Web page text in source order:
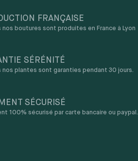
FRANÇAISE
nos boutures sont produites en France à Lyon
SÉRÉNITÉ
nos plantes sont garanties pendant 30 jours.
SÉCURISÉ
100% sécurisé par carte bancaire ou paypal.